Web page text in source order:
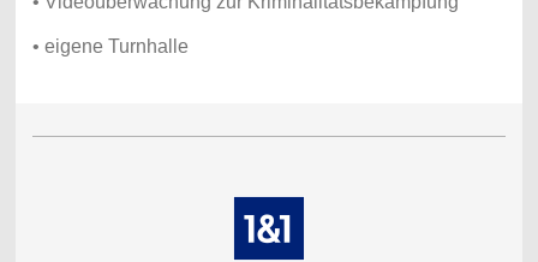
• eigene Turnhalle